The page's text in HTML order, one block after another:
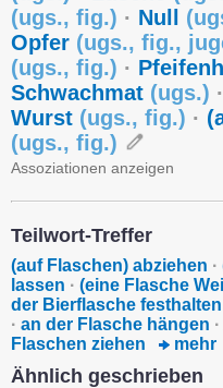
(ugs., fig.) · Null (
Opfer (ugs., fig.,
(ugs., fig.) ·
Schwachmat (ugs.) ·
Wurst (ugs., fig.) ·
(ugs., fig.)
Assoziationen anzeigen
Teilwort-Treffer
(auf Flaschen) abziehen ·
lassen · (eine Flasche
der Bierflasche festhalten
· an der Flasche hängen ·
Flaschen ziehen
mehr
Ähnlich geschrieben